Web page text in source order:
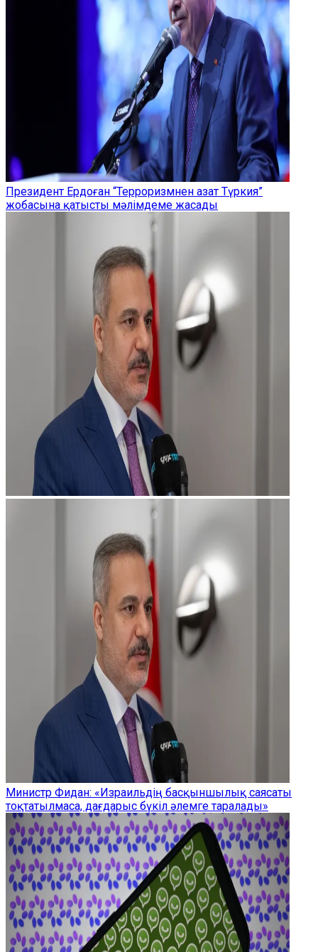
Президент Ердоған “Терроризмнен азат Түркия”
жобасына қатысты мәлімдеме жасады
Министр Фидан: «Израильдің басқыншылық саясаты
тоқтатылмаса, дағдарыс бүкіл әлемге таралады»